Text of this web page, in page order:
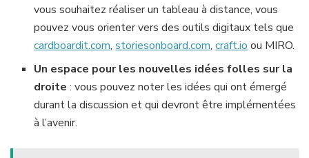
vous souhaitez réaliser un tableau à distance, vous
pouvez vous orienter vers des outils digitaux tels que
cardboardit.com,storiesonboard.com,craft.io ou MIRO.
Un espace pour les nouvelles idées folles sur la
droite : vous pouvez noter les idées qui ont émergé
durant la discussion et qui devront être implémentées
à l’avenir.